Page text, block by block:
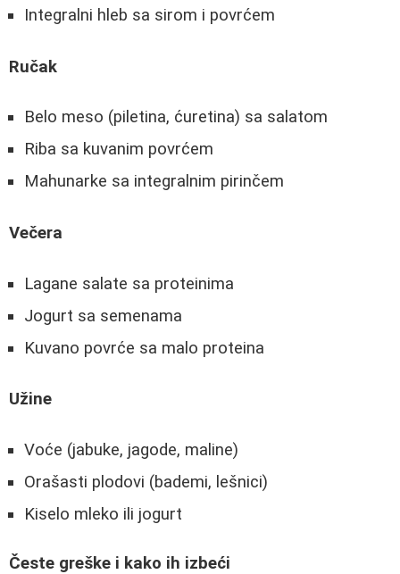
Integralni hleb sa sirom i povrćem
Ručak
Belo meso (piletina, ćuretina) sa salatom
Riba sa kuvanim povrćem
Mahunarke sa integralnim pirinčem
Večera
Lagane salate sa proteinima
Jogurt sa semenama
Kuvano povrće sa malo proteina
Užine
Voće (jabuke, jagode, maline)
Orašasti plodovi (bademi, lešnici)
Kiselo mleko ili jogurt
Česte greške i kako ih izbeći